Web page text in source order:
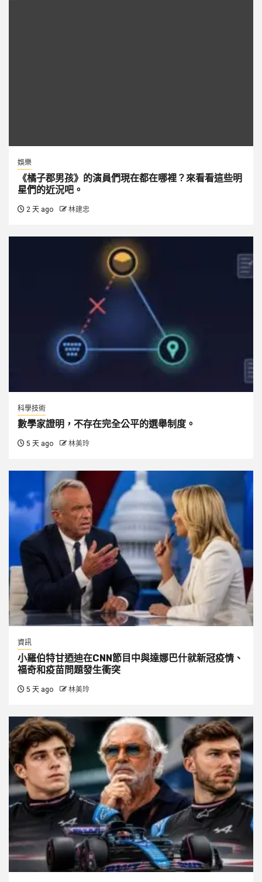
娛樂
《橘子郡男孩》的演員們現在都在哪裡？來看看這些明
星們的近況吧。
2 天 ago 林建忠
科學技術
數學家證明，不存在完全公平的選舉制度。
5 天 ago 林美玲
資訊
小羅伯特甘迺迪在CNN節目中與達娜巴什就新冠疫情、
福奇和疫苗問題發生衝突
5 天 ago 林美玲